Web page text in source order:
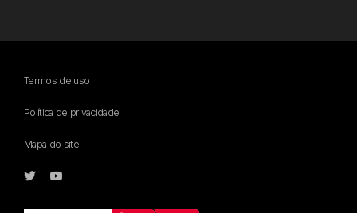
Termos de uso
Política de privacidade
Mapa do site